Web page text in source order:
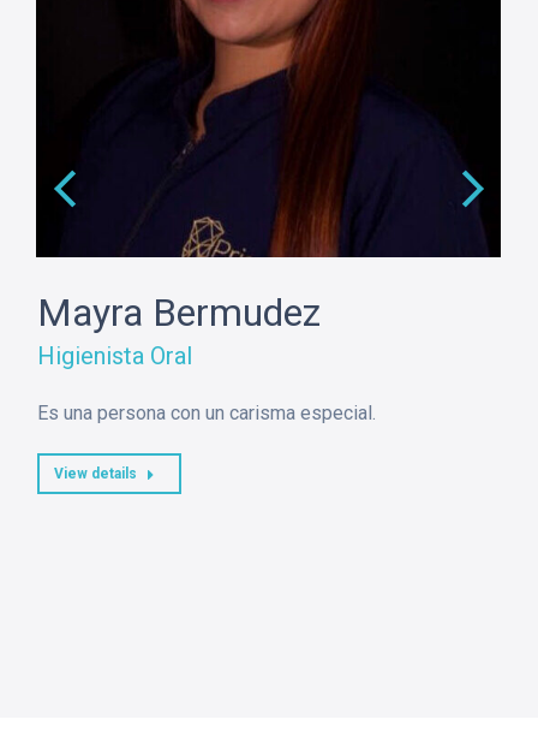
Mayra Bermudez
Higienista Oral
Es una persona con un carisma especial.
View details